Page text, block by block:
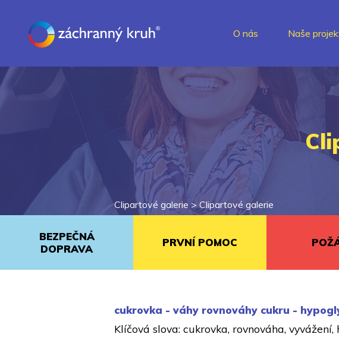
O nás Naše
Clipartové galerie > Clipartové galerie
BEZPEČNÁ
DOPRAVA
PRVNÍ POMOC
cukrovka - váhy rovnováhy cukru -
Klíčová slova: cukrovka, rovnováha,